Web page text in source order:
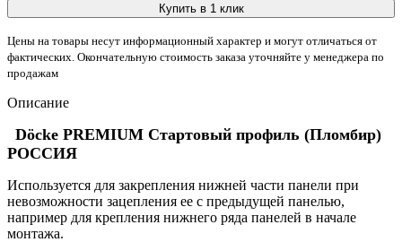
Купить в 1 клик
Цены на товары несут информационный характер и могут отличаться от
фактических. Окончательную стоимость заказа уточняйте у менеджера по
продажам
Описание
Döcke PREMIUM Стартовый профиль (Пломбир)
РОССИЯ
Используется для закрепления нижней части панели при
невозможности зацепления ее с предыдущей панелью,
например для крепления нижнего ряда панелей в начале
монтажа.